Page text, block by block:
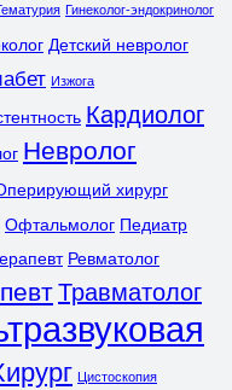
Гинеколог-эндокринолог
Детский невролог
Изжога
Кардиолог
Невролог
хирург
Офтальмолог Педиатр
Ревматолог
Травматолог
Цистоскопия